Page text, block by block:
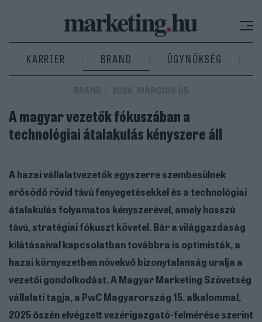
KARRIER BRAND ÜGYNÖKSÉG
A magyar vezetők fókuszában a
technológiai átalakulás kényszere áll
A hazai vállalatvezetők egyszerre szembesülnek
erősödő rövid távú fenyegetésekkel és a technológiai
átalakulás folyamatos kényszerével, amely hosszú
távú, stratégiai fókuszt követel. Bár a világgazdaság
kilátásaival kapcsolatban továbbra is optimisták, a
hazai környezetben növekvő bizonytalanság uralja a
vezetői gondolkodást. A Magyar Marketing Szövetség
vállalati tagja, a PwC Magyarország 15. alkalommal,
2025 őszén elvégzett vezérigazgató-felmérése szerint